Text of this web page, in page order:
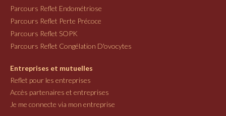
Parcours Reflet Endométriose
Parcours Reflet Perte Précoce
Parcours Reflet SOPK
Parcours Reflet Congélation D'ovocytes
Entreprises et mutuelles
Reflet pour les entreprises
Accès partenaires et entreprises
Je me connecte via mon entreprise